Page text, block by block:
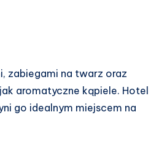
zabiegami na twarz oraz
aromatyczne kąpiele. Hotel
go idealnym miejscem na